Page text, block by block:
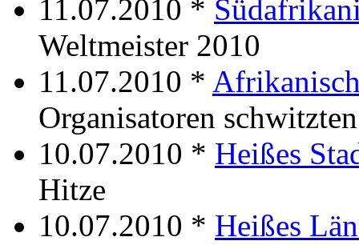
11.07.2010 *
Weltmeister 2010
11.07.2010 *
Organisatoren schwitzten
10.07.2010 * Heißes
Hitze
10.07.2010 * Heißes